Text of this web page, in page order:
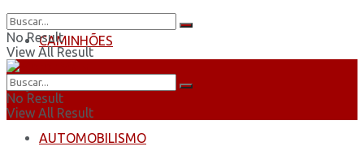
CAMINHÕES
ÔNIBUS
AUTOMOBILISMO
No Result
View All Result
No Result
View All Result